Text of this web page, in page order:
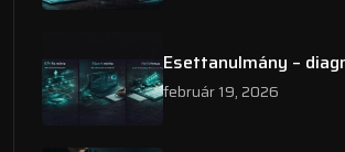
Esettanulmány –
február 19, 2026